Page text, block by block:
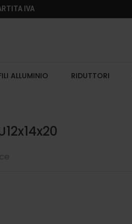
IVA
ALLUMINIO RIDUTTORI